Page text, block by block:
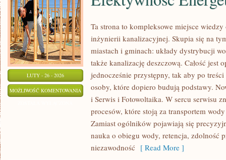
LUTY - 26 - 2026
MOŻLIWOŚĆ KOMENTOWANIA EFEKTYWNOŚĆ
ENERGETYCZNA
Ta strona to kompleksowe miejsce
inżynierii kanalizacyjnej. Skupia się na
miastach i gminach: układy dystrybucji
także kanalizację deszczową. Całość jest
jednocześnie przystępny, tak aby po
osoby, które dopiero budują podstawy.
i Serwis i Fotowoltaika. W sercu serwisu
procesów, które stoją za transportem
Zamiast ogólników pojawiają się
nauka o obiegu wody, retencja, zdolność
niezawodność [ Read More ]